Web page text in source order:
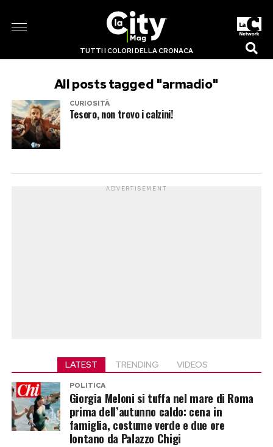
TUTTI I COLORI DELLA CRONACA
All posts tagged "armadio"
CURIOSITÀ
Tesoro, non trovo i calzini!
ADVERTISEMENT
LATEST TRENDING VIDEOS
POLITICA
Giorgia Meloni si tuffa nel mare di Roma
prima dell’autunno caldo: cena in
famiglia, costume verde e due ore
lontano da Palazzo Chigi